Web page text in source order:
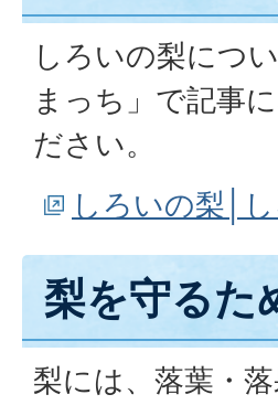
しろいの梨につ
まっち」で記事
ださい。
しろいの梨│
梨を守るた
梨には、落葉・